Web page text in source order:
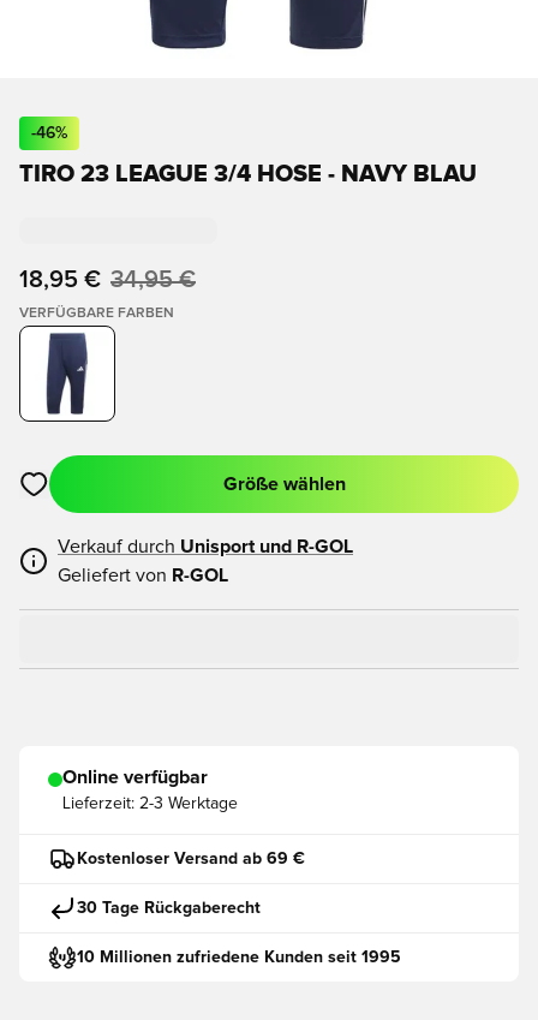
-46%
TIRO 23 LEAGUE 3/4 HOSE - NAVY BLAU
18,95 € 34,95 €
VERFÜGBARE FARBEN
Öffnet ein neues Fenster zum Anmelden oder Registrieren
Größe wählen
Verkauf durch Unisport und R-GOL
Geliefert von R-GOL
Online verfügbar
Lieferzeit: 2-3 Werktage
Kostenloser Versand ab 69 €
30 Tage Rückgaberecht
10 Millionen zufriedene Kunden seit 1995